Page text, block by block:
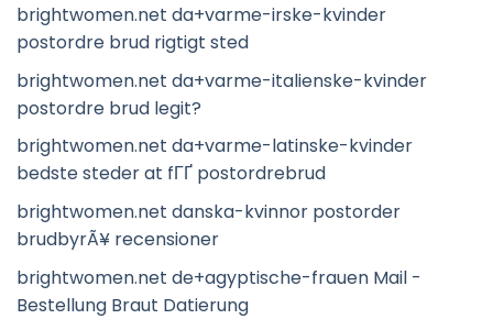
brightwomen.net da+varme-irske-kvinder
postordre brud rigtigt sted
brightwomen.net da+varme-italienske-kvinder
postordre brud legit?
brightwomen.net da+varme-latinske-kvinder
bedste steder at fГҐ postordrebrud
brightwomen.net danska-kvinnor postorder
brudbyrÃ¥ recensioner
brightwomen.net de+agyptische-frauen Mail -
Bestellung Braut Datierung